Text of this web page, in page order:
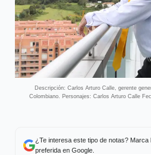
Descripción: Carlos Arturo Calle, gerente
Colombiano. Personajes: Carlos Arturo Calle
¿Te interesa este tipo de notas? Marca
preferida en Google.